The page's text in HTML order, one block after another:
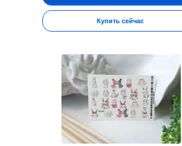
Купить сейчас